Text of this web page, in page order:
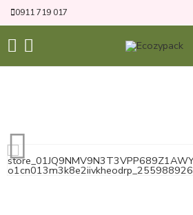
0911 719 017